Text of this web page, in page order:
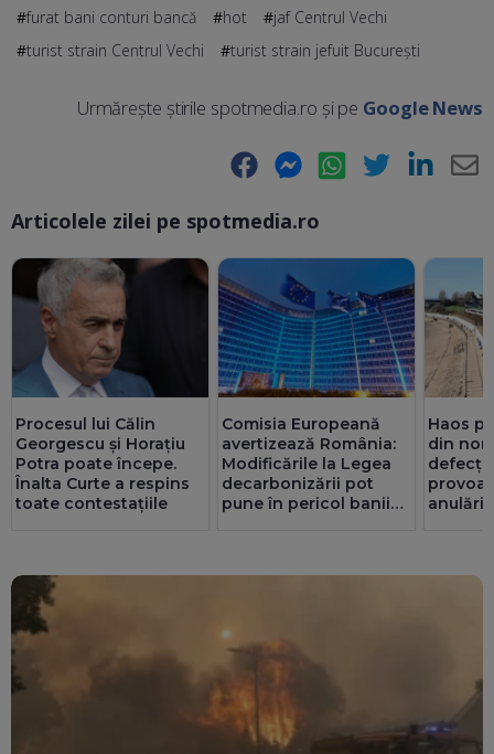
furat bani conturi bancă
hot
jaf Centrul Vechi
turist strain Centrul Vechi
turist strain jefuit Bucureşti
Urmărește știrile spotmedia.ro și pe Google News
Facebook Messenger WhatsApp Twitter LinkedIn
Articolele zilei pe spotmedia.ro
Procesul lui Călin
Georgescu și Horațiu
Potra poate începe.
Înalta Curte a respins
toate contestațiile
Comisia Europeană
avertizează România:
Modificările la Legea
decarbonizării pot
pune în pericol banii
Haos
din
anulări